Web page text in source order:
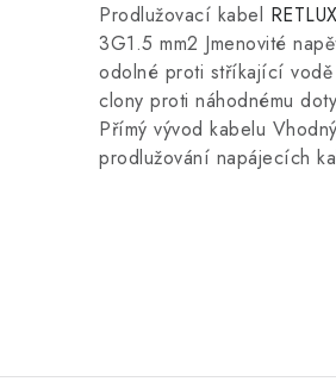
Prodlužovací kabel RETLUX
3G1.5 mm2 Jmenovité
odolné proti stříkající
clony proti náhodnému
Přímý vývod kabelu
prodlužování napájecích